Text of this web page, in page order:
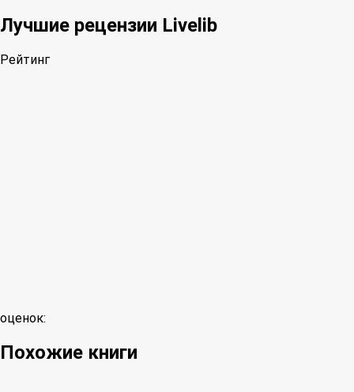
Лучшие рецензии Livelib
Рейтинг
оценок:
Похожие книги